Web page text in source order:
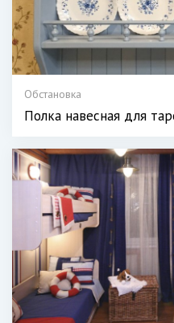
Обстановка
Полка навесная для